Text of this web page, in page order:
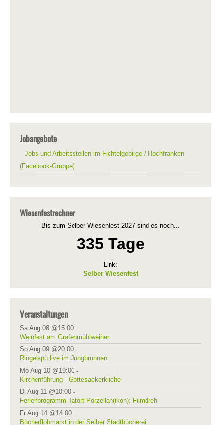
Jobangebote
Jobs und Arbeitsstellen im Fichtelgebirge / Hochfranken
(Facebook-Gruppe)
Wiesenfestrechner
Bis zum Selber Wiesenfest 2027 sind es noch...
335 Tage
Link:
Selber Wiesenfest
Veranstaltungen
Sa Aug 08 @15:00 -
Weinfest am Grafenmühlweiher
So Aug 09 @20:00 -
Ringelspü live im Jungbrunnen
Mo Aug 10 @19:00 -
Kirchenführung - Gottesackerkirche
Di Aug 11 @10:00 -
Ferienprogramm Tatort Porzellan(ikon): Filmdreh
Fr Aug 14 @14:00 -
Bücherflohmarkt in der Selber Stadtbücherei